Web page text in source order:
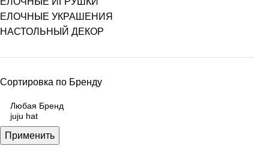
ЕЛОЧНЫЕ УКРАШЕНИЯ
НАСТОЛЬНЫЙ ДЕКОР
Сортировка по Бренду
Применить